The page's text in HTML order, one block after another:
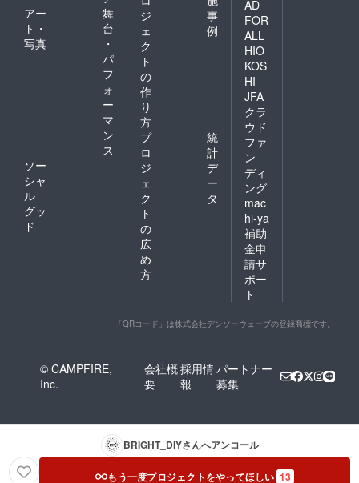
アー
ト・
写真
舞
台
・
パ
フ
ォ
ー
マ
ン
ス
ソー
シャ
ル
グッ
ド
ジ
ェ
ク
ト
の
作
り
方
事
例
プ
ロ
ジ
ェ
ク
ト
の
広
め
方
統
計
デ
ー
タ
AD
FOR
ALL
HIO
KOS
HI
JFA
クラ
ウド
ファ
ン
ディ
ング
mac
hi-ya
補助
金申
請サ
ポー
ト
「QRコード」は株式会社デンソーウェーブの登録商標です。
© CAMPFIRE,
Inc.
会社概
要
採用情
報
パートナー
募集
BRIGHT_DIYさんへアンコール
もう一度プロジェクトをやってほしい 13